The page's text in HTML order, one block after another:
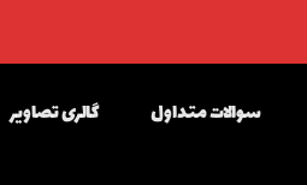
سوالات متداول گالری تصاویر